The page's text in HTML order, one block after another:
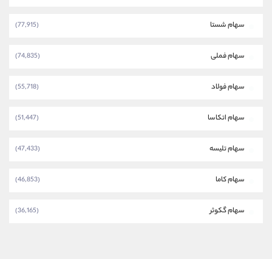
سهام شستا (77,915)
سهام فملی (74,835)
سهام فولاد (55,718)
سهام اتکاسا (51,447)
سهام تلیسه (47,433)
سهام کاما (46,853)
سهام گکوثر (36,165)